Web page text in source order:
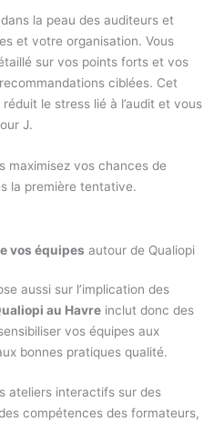
la peau des auditeurs et
et votre organisation. Vous
sur vos points forts et vos
ciblées. Cet
réduit le stress lié à l’audit et vous
J.
maximisez vos chances de
la première tentative.
vos équipes autour de Qualiopi
aussi sur l’implication des
au Havre inclut donc des
vos équipes aux
bonnes pratiques qualité.
ateliers interactifs sur des
compétences des formateurs,